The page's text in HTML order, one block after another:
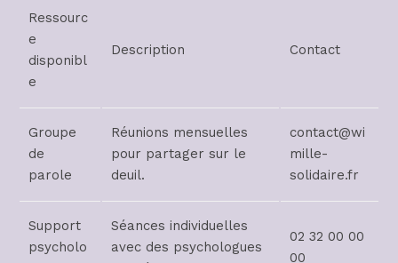
Ressourc
e
disponibl
e
Description Contact
Groupe
de
parole
Réunions mensuelles
pour partager sur le
deuil.
contact@wi
mille-
solidaire.fr
Support
psycholo
Séances individuelles
avec des psychologues
02 32 00 00
00